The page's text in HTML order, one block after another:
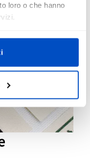
loro o che hanno